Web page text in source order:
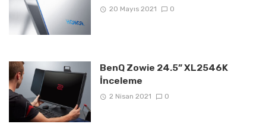
20 Mayıs 2021 0
BenQ Zowie 24.5” XL2546K
İnceleme
2 Nisan 2021 0